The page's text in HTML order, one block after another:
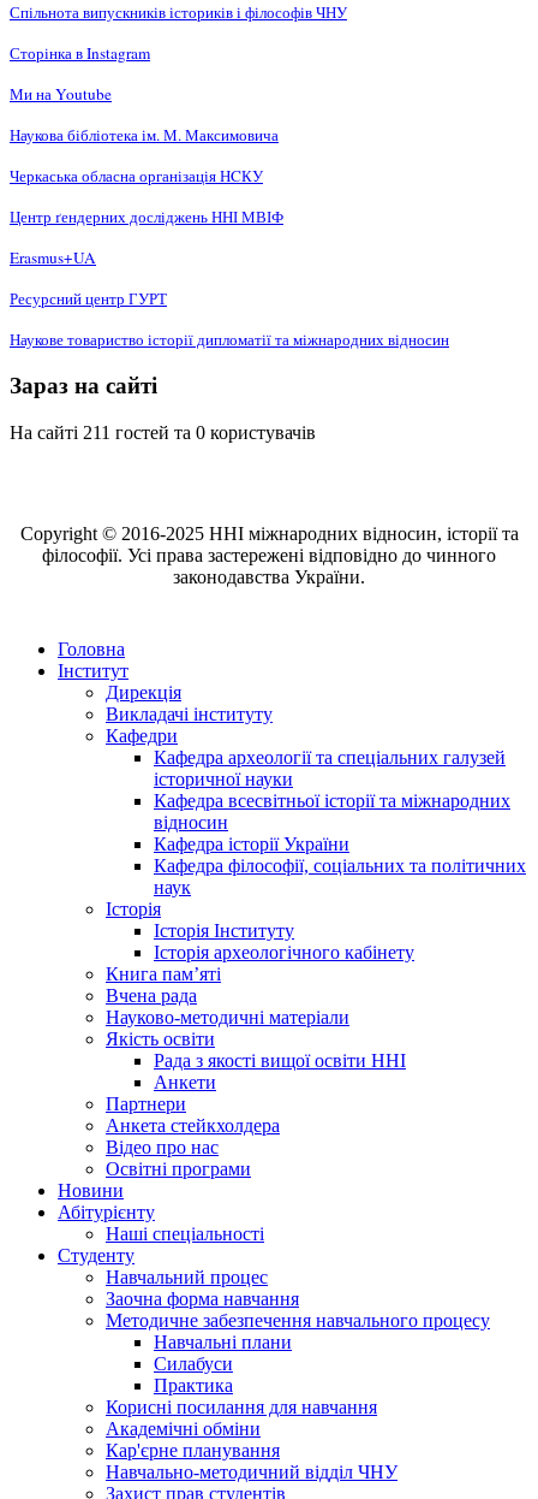
Спільнота випускників істориків і філософів ЧНУ
Сторінка в Instagram
Ми на Youtube
Наукова бібліотека ім. М. Максимовича
Черкаська обласна організація НCКУ
Центр ґендерних досліджень ННІ МВІФ
Erasmus+UA
Ресурсний центр ГУРТ
Наукове товариство історії дипломатії та міжнародних відносин
Зараз на сайті
На сайті 211 гостей та 0 користувачів
Copyright © 2016-2025 ННІ міжнародних відносин, історії та
філософії. Усі права застережені відповідно до чинного
законодавства України.
Головна
Інститут
Дирекція
Викладачі інституту
Кафедри
Кафедра археології та спеціальних галузей
історичної науки
Кафедра всесвітньої історії та міжнародних
відносин
Кафедра історії України
Кафедра філософії, соціальних та політичних
наук
Історія
Історія Інституту
Історія археологічного кабінету
Книга памʼяті
Вчена рада
Науково-методичні матеріали
Якість освіти
Рада з якості вищої освіти ННІ
Анкети
Партнери
Анкета стейкхолдера
Відео про нас
Освітні програми
Hовини
Абітурієнту
Наші спеціальності
Студенту
Навчальний процес
Заочна форма навчання
Методичне забезпечення навчального процесу
Навчальні плани
Силабуси
Практика
Корисні посилання для навчання
Академічні обміни
Кар'єрне планування
Навчально-методичний відділ ЧНУ
Захист прав студентів